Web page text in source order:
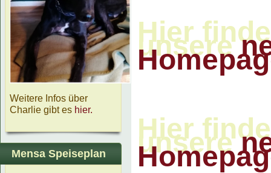
Weitere Infos über
Charlie gibt es hier.
Mensa Speiseplan
Hier
unsere
Hier
unsere